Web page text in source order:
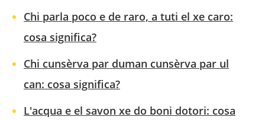
Chi parla poco e de raro, a tuti el xe caro:
cosa significa?
Chi cunsèrva par duman cunsèrva par ul
can: cosa significa?
L'acqua e el savon xe do boni dotori: cosa